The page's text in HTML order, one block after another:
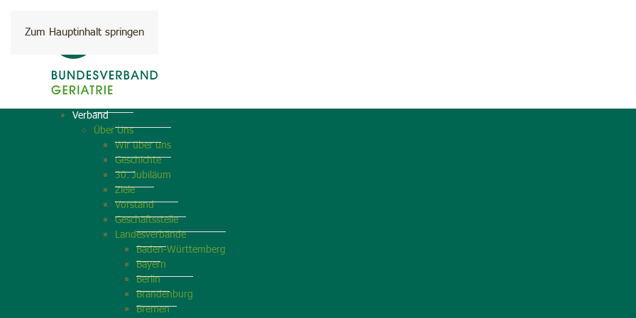
Zum Hauptinhalt springen
Verband
Über Uns
Wir über uns
Geschichte
30. Jubiläum
Ziele
Vorstand
Geschäftsstelle
Landesverbände
Baden-Württemberg
Bayern
Berlin
Brandenburg
Bremen